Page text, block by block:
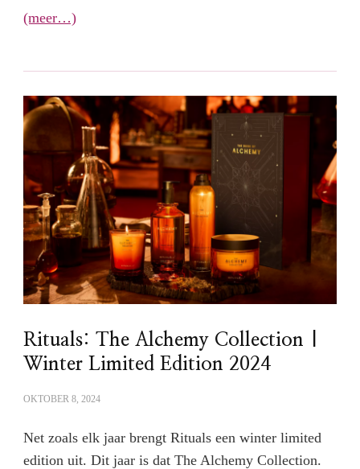
(meer…)
Rituals: The Alchemy Collection |
Winter Limited Edition 2024
OKTOBER 8, 2024
Net zoals elk jaar brengt Rituals een winter limited
edition uit. Dit jaar is dat The Alchemy Collection.